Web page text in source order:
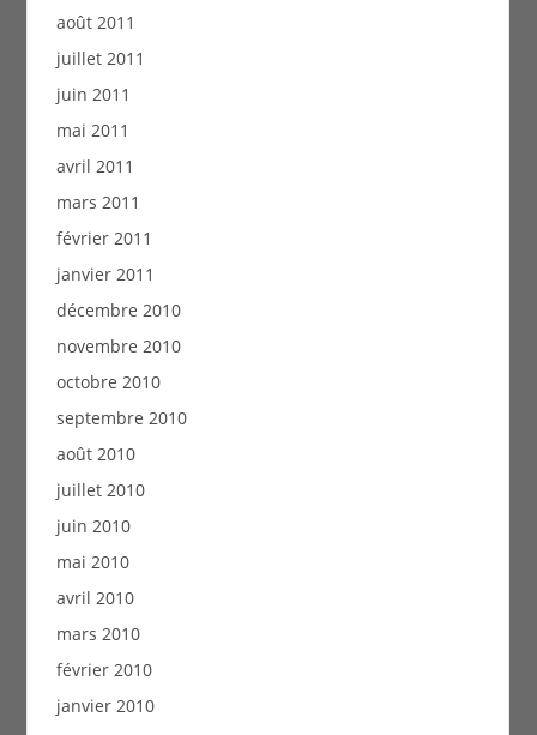
août 2011
juillet 2011
juin 2011
mai 2011
avril 2011
mars 2011
février 2011
janvier 2011
décembre 2010
novembre 2010
octobre 2010
septembre 2010
août 2010
juillet 2010
juin 2010
mai 2010
avril 2010
mars 2010
février 2010
janvier 2010